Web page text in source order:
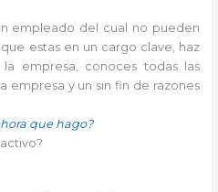
empleado del cual no pueden
estas en un cargo clave, haz
empresa, conoces todas las
empresa y un sin fin de razones
que hago?